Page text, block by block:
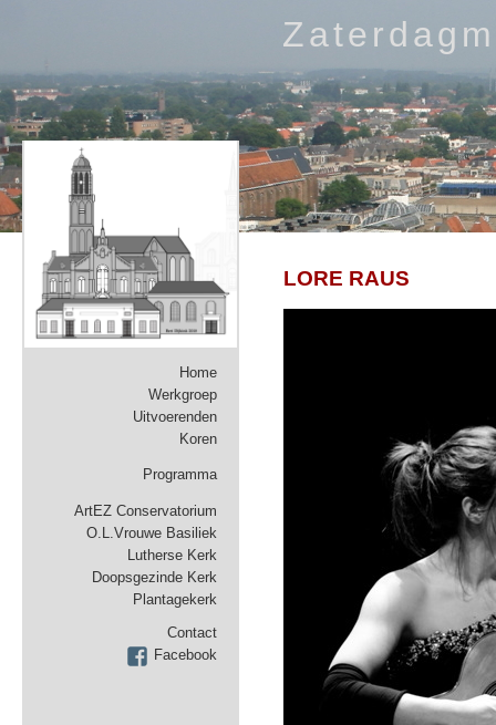
Home
Werkgroep
Uitvoerenden
Koren
Programma
ArtEZ Conservatorium
O.L.Vrouwe Basiliek
Lutherse Kerk
Doopsgezinde Kerk
Plantagekerk
Contact
Facebook
LORE RAUS